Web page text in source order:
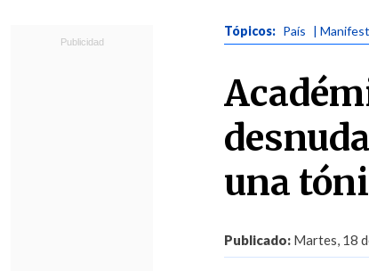
Tópicos: País |
una
Publicado: Martes, 18